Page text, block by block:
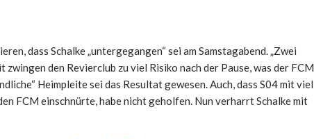
dass Schalke „untergegangen“ sei am Samstagabend. „Zwei
den Revierclub zu viel Risiko nach der Pause, was der FCM
Heimpleite sei das Resultat gewesen. Auch, dass S04 mit viel
FCM einschnürte, habe nicht geholfen. Nun verharrt Schalke mit